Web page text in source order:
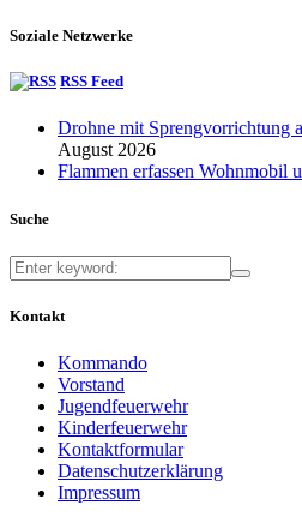
Soziale Netzwerke
RSS Feed
Drohne mit Sprengvorrichtung
August 2026
Flammen erfassen Wohnmobil
Suche
Kontakt
Kommando
Vorstand
Jugendfeuerwehr
Kinderfeuerwehr
Kontaktformular
Datenschutzerklärung
Impressum